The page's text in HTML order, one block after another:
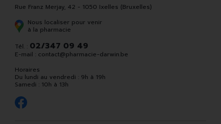
Rue Franz Merjay, 42 - 1050 Ixelles (Bruxelles)
Nous localiser pour venir
à la pharmacie
Tél. : 02/347 09 49
E-mail : contact@pharmacie-darwin.be
Horaires
Du lundi au vendredi : 9h à 19h
Samedi : 10h à 13h